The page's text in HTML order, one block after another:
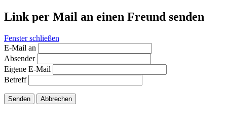
Link per Mail an einen Freund senden
Fenster schließen
E-Mail an
Absender
Eigene E-Mail
Betreff
Senden Abbrechen